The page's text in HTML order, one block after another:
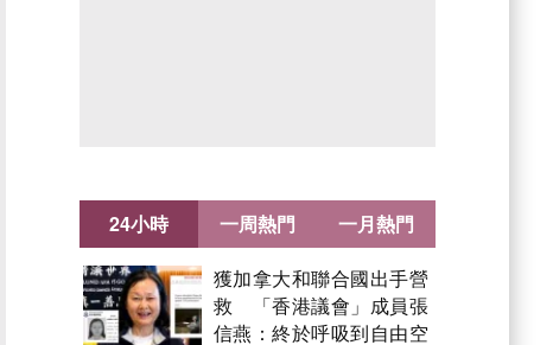
24小時
獲加拿大和聯合國出手營
救 「香港議會」成員張
信燕：終於呼吸到自由空
一周熱門 一月熱門